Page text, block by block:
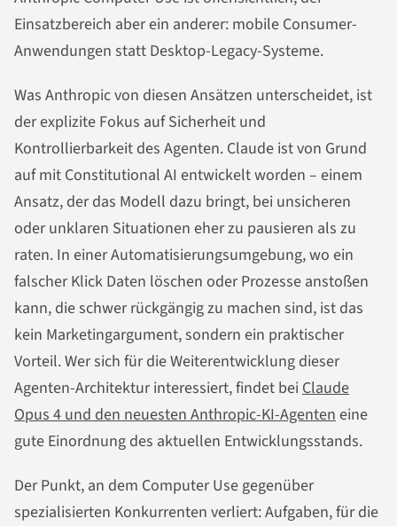
Einsatzbereich aber ein anderer: mobile Consumer-
Anwendungen statt Desktop-Legacy-Systeme.
Was Anthropic von diesen Ansätzen unterscheidet, ist
der explizite Fokus auf Sicherheit und
Kontrollierbarkeit des Agenten. Claude ist von Grund
auf mit Constitutional AI entwickelt worden – einem
Ansatz, der das Modell dazu bringt, bei unsicheren
oder unklaren Situationen eher zu pausieren als zu
raten. In einer Automatisierungsumgebung, wo ein
falscher Klick Daten löschen oder Prozesse anstoßen
kann, die schwer rückgängig zu machen sind, ist das
kein Marketingargument, sondern ein praktischer
Vorteil. Wer sich für die Weiterentwicklung dieser
Agenten-Architektur interessiert, findet beiClaude
Opus 4 und den neuesten Anthropic-KI-Agenteneine
gute Einordnung des aktuellen Entwicklungsstands.
Der Punkt, an dem Computer Use gegenüber
spezialisierten Konkurrenten verliert: Aufgaben, für die